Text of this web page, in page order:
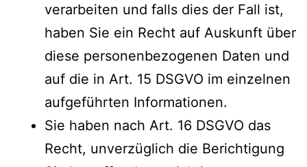
verarbeiten und falls dies der Fall ist,
haben Sie ein Recht auf Auskunft über
diese personenbezogenen Daten und
auf die in Art. 15 DSGVO im einzelnen
aufgeführten Informationen.
Sie haben nach Art. 16 DSGVO das
Recht, unverzüglich die Berichtigung